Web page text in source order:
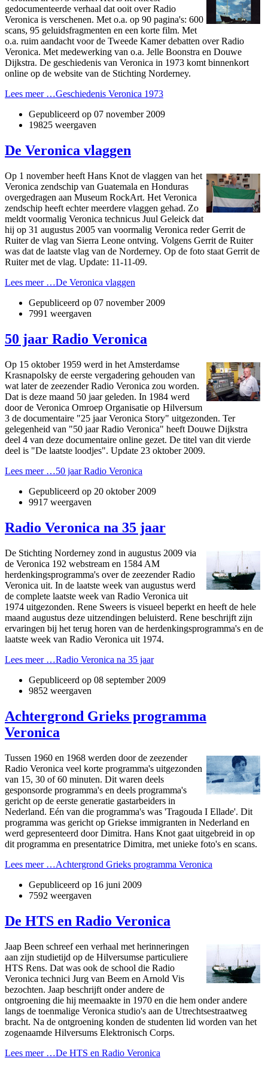
gedocumenteerde verhaal dat ooit over Radio
Veronica is verschenen. Met o.a. op 90 pagina's: 600
scans, 95 geluidsfragmenten en een korte film. Met
o.a. ruim aandacht voor de Tweede Kamer debatten over Radio
Veronica. Met medewerking van o.a. Jelle Boonstra en Douwe
Dijkstra. De geschiedenis van Veronica in 1973 komt binnenkort
online op de website van de Stichting Norderney.
Lees meer …Geschiedenis Veronica 1973
Gepubliceerd op 07 november 2009
19825 weergaven
De Veronica vlaggen
Op 1 november heeft Hans Knot de vlaggen van het
Veronica zendschip van Guatemala en Honduras
overgedragen aan Museum RockArt. Het Veronica
zendschip heeft echter meerdere vlaggen gehad. Zo
meldt voormalig Veronica technicus Juul Geleick dat
hij op 31 augustus 2005 van voormalig Veronica reder Gerrit de
Ruiter de vlag van Sierra Leone ontving. Volgens Gerrit de Ruiter
was dat de laatste vlag van de Norderney. Op de foto staat Gerrit de
Ruiter met de vlag. Update: 11-11-09.
Lees meer …De Veronica vlaggen
Gepubliceerd op 07 november 2009
7991 weergaven
50 jaar Radio Veronica
Op 15 oktober 1959 werd in het Amsterdamse
Krasnapolsky de eerste vergadering gehouden van
wat later de zeezender Radio Veronica zou worden.
Dat is deze maand 50 jaar geleden. In 1984 werd
door de Veronica Omroep Organisatie op Hilversum
3 de documentaire "25 jaar Veronica Story" uitgezonden. Ter
gelegenheid van "50 jaar Radio Veronica" heeft Douwe Dijkstra
deel 4 van deze documentaire online gezet. De titel van dit vierde
deel is "De laatste loodjes". Update 23 oktober 2009.
Lees meer …50 jaar Radio Veronica
Gepubliceerd op 20 oktober 2009
9917 weergaven
Radio Veronica na 35 jaar
De Stichting Norderney zond in augustus 2009 via
de Veronica 192 webstream en 1584 AM
herdenkingsprogramma's over de zeezender Radio
Veronica uit. In de laatste week van augustus werd
de complete laatste week van Radio Veronica uit
1974 uitgezonden. Rene Sweers is visueel beperkt en heeft de hele
maand augustus deze uitzendingen beluisterd. Rene beschrijft zijn
ervaringen bij het terug horen van de herdenkingsprogramma's en de
laatste week van Radio Veronica uit 1974.
Lees meer …Radio Veronica na 35 jaar
Gepubliceerd op 08 september 2009
9852 weergaven
Achtergrond Grieks programma
Veronica
Tussen 1960 en 1968 werden door de zeezender
Radio Veronica veel korte programma's uitgezonden
van 15, 30 of 60 minuten. Dit waren deels
gesponsorde programma's en deels programma's
gericht op de eerste generatie gastarbeiders in
Nederland. Eén van die programma's was 'Tragouda I Ellade'. Dit
programma was gericht op Griekse immigranten in Nederland en
werd gepresenteerd door Dimitra. Hans Knot gaat uitgebreid in op
dit programma en presentatrice Dimitra, met unieke foto's en scans.
Lees meer …Achtergrond Grieks programma Veronica
Gepubliceerd op 16 juni 2009
7592 weergaven
De HTS en Radio Veronica
Jaap Been schreef een verhaal met herinneringen
aan zijn studietijd op de Hilversumse particuliere
HTS Rens. Dat was ook de school die Radio
Veronica technici Jurg van Beem en Arnold Vis
bezochten. Jaap beschrijft onder andere de
ontgroening die hij meemaakte in 1970 en die hem onder andere
langs de toenmalige Veronica studio's aan de Utrechtsestraatweg
bracht. Na de ontgroening konden de studenten lid worden van het
zogenaamde Hilversums Elektronisch Corps.
Lees meer …De HTS en Radio Veronica